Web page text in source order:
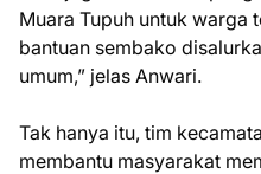
Muara Tupuh untuk warga
bantuan sembako
umum,” jelas Anwari.
Tak hanya itu, tim
membantu masyarakat